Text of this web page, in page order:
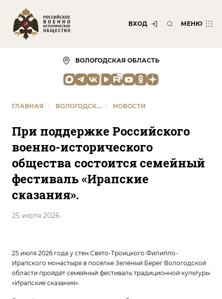
ВХОД МЕНЮ
ВОЛОГОДСКАЯ ОБЛАСТЬ
ГЛАВНАЯ \ ВОЛОГОДСК... \ НОВОСТИ
При поддержке Российского
военно-исторического
общества состоится семейный
фестиваль «Ирапские
сказания».
25 июля 2026
25 июля 2026 года у стен Свято-Троицкого Филиппо-
Ирапского монастыря в посёлке Зелёный Берег Вологодской
области пройдёт семейный фестиваль традиционной культуры
«Ирапские сказания».